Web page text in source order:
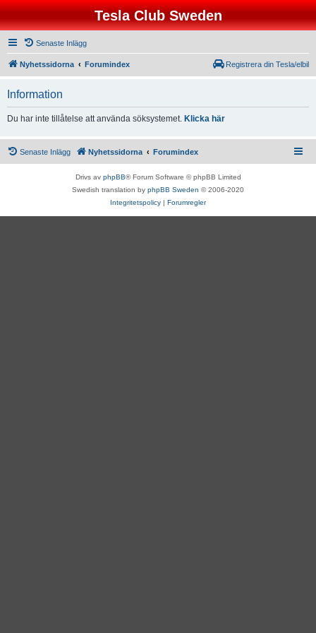
Tesla Club Sweden
Senaste Inlägg
Nyhetssidorna Forumindex Registrera din Tesla/elbil
Information
Du har inte tillåtelse att använda söksystemet. Klicka här
Senaste Inlägg Nyhetssidorna Forumindex
Drivs av phpBB® Forum Software © phpBB Limited
Swedish translation by phpBB Sweden © 2006-2020
Integritetspolicy | Forumregler